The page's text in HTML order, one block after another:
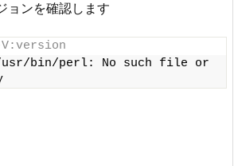
ョンを確認します
usr/bin/perl: No such file or